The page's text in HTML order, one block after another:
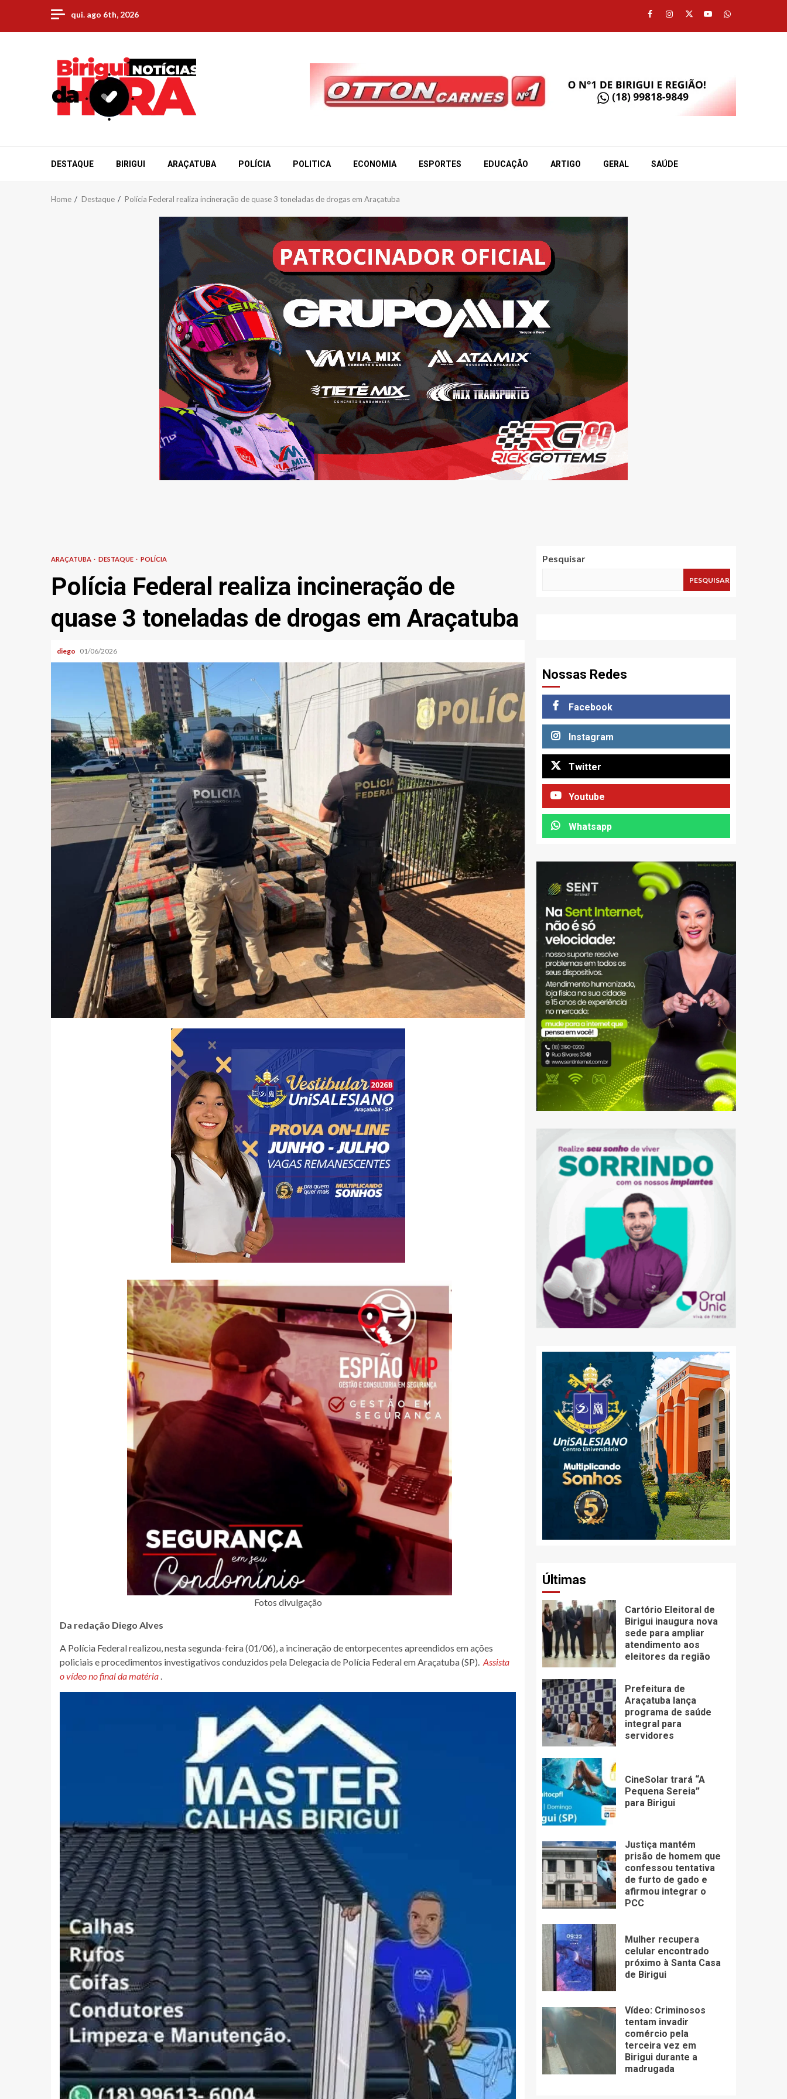
content
qui. ago 6th, 2026 Facebook
Instagram
TwitterYoutubeWhatsapp
DESTAQUE BIRIGUI ARAÇATUBA POLÍCIA POLITICA ECONOMIA ESPORTES EDUCAÇÃO ARTIGO GERAL SAÚDE
Home Destaque Polícia Federal realiza incineração de quase 3 toneladas de drogas em Araçatuba
ARAÇATUBA DESTAQUE POLÍCIA
Polícia Federal realiza incineração de
quase 3 toneladas de drogas em Araçatuba
diego 01/06/2026
Fotos divulgação
Da redação Diego Alves
A Polícia Federal realizou, nesta segunda-feira (01/06), a incineração de entorpecentes apreendidos em ações
policiais e procedimentos investigativos conduzidos pela Delegacia de Polícia Federal em Araçatuba (SP). Assista
o vídeo no final da matéria
Pesquisar
PESQUISAR
Nossas Redes
Facebook
Instagram
Twitter
Youtube
Whatsapp
Últimas
Cartório Eleitoral de
Birigui inaugura nova
sede para ampliar
atendimento aos
eleitores da região
Prefeitura de
Araçatuba lança
programa de saúde
integral para
servidores
CineSolar trará “A
Pequena Sereia”
para Birigui
Justiça mantém
prisão de homem que
confessou tentativa
de furto de gado e
afirmou integrar o
PCC
Mulher recupera
celular encontrado
próximo à Santa Casa
de Birigui
Vídeo: Criminosos
tentam invadir
comércio pela
terceira vez em
Birigui durante a
madrugada